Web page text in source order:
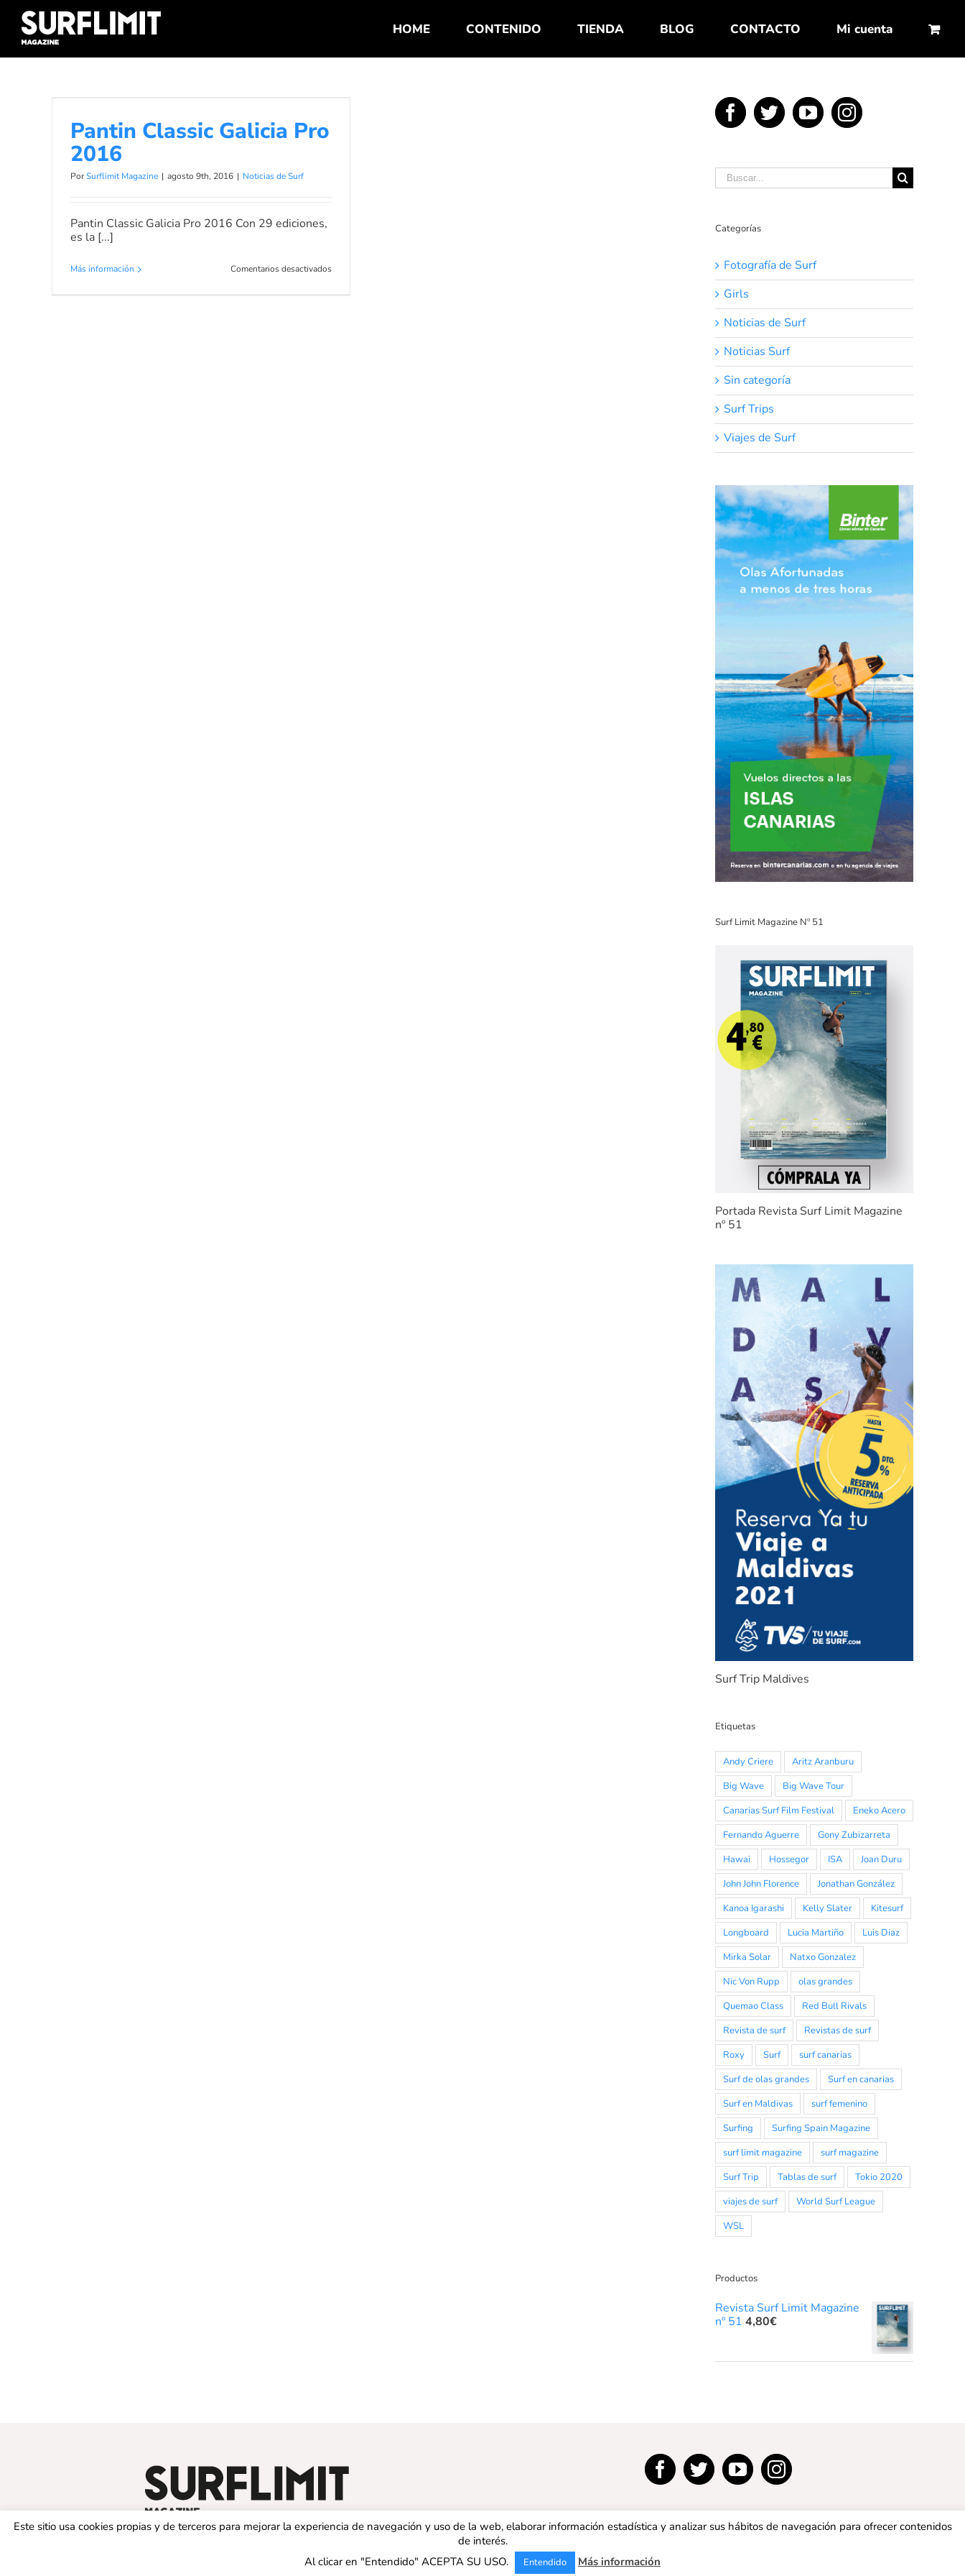
content
HOME CONTENIDO TIENDA BLOG CONTACTO Mi cuenta
Noticias de Surf
Pantin Classic Galicia Pro
2016
PorSurflimit Magazine | agosto 9th, 2016 | Noticias de Surf
Pantin Classic Galicia Pro 2016 Con 29 ediciones,
es la [...]
Más información Comentarios desactivadosen
Buscar:
Categorías
Fotografía de Surf
Girls
Noticias de Surf
Noticias Surf
Sin categoría
Surf Trips
Viajes de Surf
Surf Limit Magazine Nº 51
Portada Revista Surf Limit Magazine
nº 51
Surf Trip Maldives
Etiquetas
Andy Criere
Aritz Aranburu
Big Wave
Big Wave Tour
Canarias Surf Film Festival
Eneko Acero
Fernando Aguerre
Gony Zubizarreta
Hawai
Hossegor ISA
Joan Duru
John John Florence
Jonathan González
Kanoa Igarashi
Kelly Slater
Kitesurf
Longboard
Lucia Martiño
Luis Diaz
Mirka Solar
Natxo Gonzalez
Nic Von Rupp
olas grandes
Quemao Class
Red Bull Rivals
Revista de surf
Revistas de surf
Roxy
Surf
surf canarias
Surf de olas grandes
Surf en canarias
Surf en Maldivas
surf femenino
Surfing
Surfing Spain Magazine
surf limit magazine
surf magazine
Surf Trip
Tablas de surf
Tokio 2020
viajes de surf
World Surf League
WSL
Productos
Revista Surf Limit Magazine
nº 51 4,80€
Este sitio usa cookies propias y de terceros para mejorar la experiencia de navegación y uso de la web, elaborar información estadística y analizar sus hábitos de navegación para ofrecer contenidos
de interés.
Al clicar en "Entendido" ACEPTA SU USO.
Entendido Más información